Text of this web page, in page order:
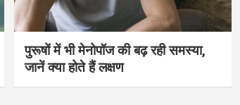
पुरूषों में भी मेनोपॉज की बढ़ रही समस्या,
जानें क्या होते हैं लक्षण